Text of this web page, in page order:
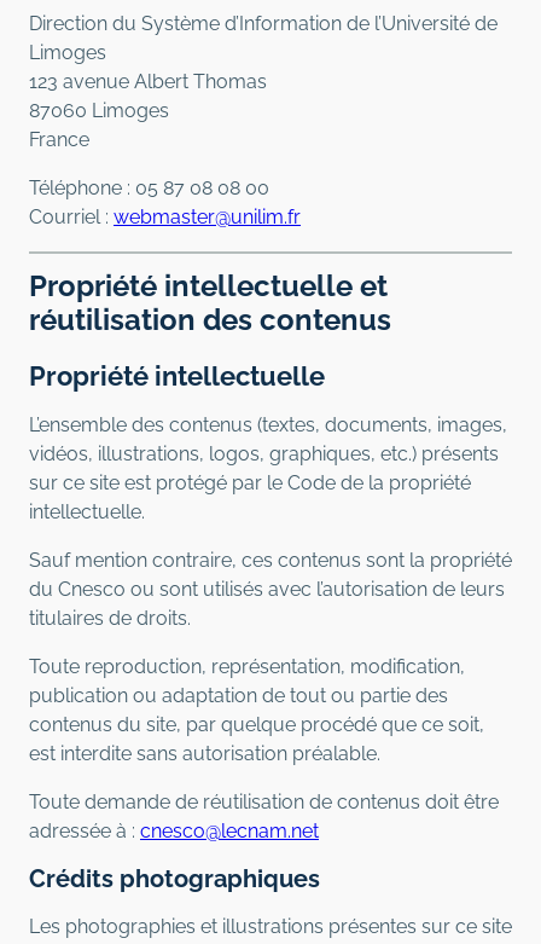
Direction du Système d’Information de l’Université de
Limoges
123 avenue Albert Thomas
87060 Limoges
France
Téléphone : 05 87 08 08 00
Courriel : webmaster@unilim.fr
Propriété intellectuelle et
réutilisation des contenus
Propriété intellectuelle
L’ensemble des contenus (textes, documents, images,
vidéos, illustrations, logos, graphiques, etc.) présents
sur ce site est protégé par le Code de la propriété
intellectuelle.
Sauf mention contraire, ces contenus sont la propriété
du Cnesco ou sont utilisés avec l’autorisation de leurs
titulaires de droits.
Toute reproduction, représentation, modification,
publication ou adaptation de tout ou partie des
contenus du site, par quelque procédé que ce soit,
est interdite sans autorisation préalable.
Toute demande de réutilisation de contenus doit être
adressée à : cnesco@lecnam.net
Crédits photographiques
Les photographies et illustrations présentes sur ce site